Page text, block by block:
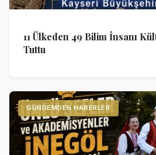
11 Ülkeden 49 Bilim İnsanı
Tuttu
GÜNDEMDEN HABERLER